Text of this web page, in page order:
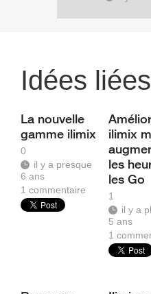
Idées liées
La nouvelle
gamme ilimix
0
il y a presque
6 ans
1 commentaire
ilimix
les
les Go
1
il y a
5 ans
1